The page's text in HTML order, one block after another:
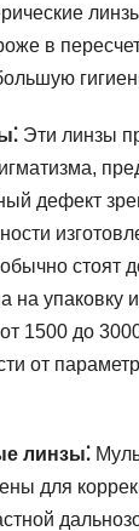
в
Эти линзы
дефект
стоят
на упаковку
1500 до
от
линзы⁚
для